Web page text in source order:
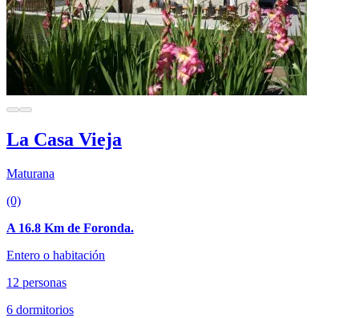
La Casa Vieja
Maturana
(0)
A 16.8 Km de Foronda.
Entero o habitación
12 personas
6 dormitorios